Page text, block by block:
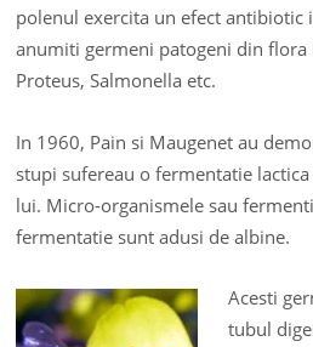
polenul exercita un efect
anumiti germeni patogeni din flora
Proteus, Salmonella etc.
In 1960, Pain si Maugenet au
stupi sufereau o fermentatie
lui. Micro-organismele sau
fermentatie sunt adusi de albine.
Acesti
tubul